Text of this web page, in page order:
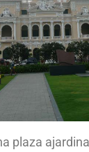
plaza